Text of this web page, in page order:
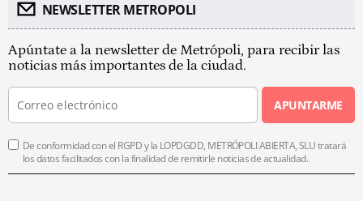
NEWSLETTER METROPOLI
Apúntate a la newsletter de Metrópoli, para recibir las
noticias más importantes de la ciudad.
APUNTARME
De conformidad con el RGPD y la LOPDGDD, METRÓPOLI ABIERTA, SLU tratará
los datos facilitados con la finalidad de remitirle noticias de actualidad.